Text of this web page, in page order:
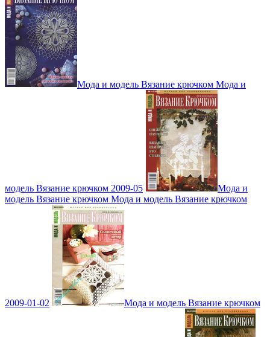
Мода и модель Вязание крючком Мода и
модель Вязание крючком 2009-05
Мода и
модель Вязание крючком Мода и модель Вязание крючком
2009-01-02 Мода и модель Вязание крючком